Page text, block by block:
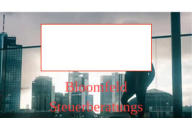
Bloomfeld
Steuerberatungs